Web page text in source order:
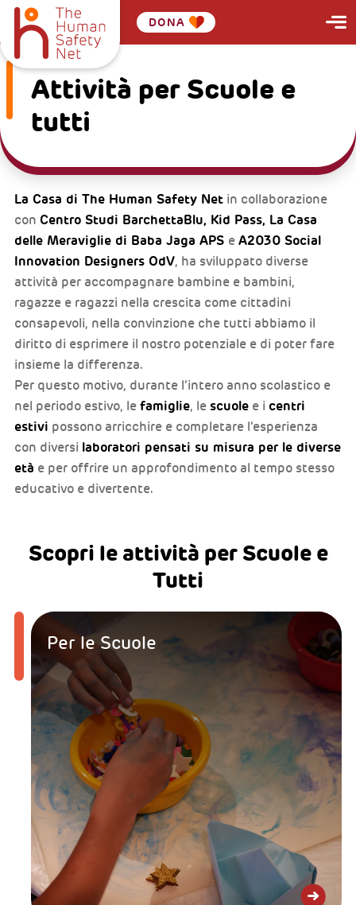
DONA
Attività per Scuole e
tutti
La Casa di The Human Safety Net in collaborazione
con Centro Studi BarchettaBlu, Kid Pass, La Casa
delle Meraviglie di Baba Jaga APS e A2030 Social
Innovation Designers OdV, ha sviluppato diverse
attività per accompagnare bambine e bambini,
ragazze e ragazzi nella crescita come cittadini
consapevoli, nella convinzione che tutti abbiamo il
diritto di esprimere il nostro potenziale e di poter fare
insieme la differenza.
Per questo motivo, durante l’intero anno scolastico e
nel periodo estivo, le famiglie, le scuole e i centri
estivi possono arricchire e completare l’esperienza
con diversi laboratori pensati su misura per le diverse
età e per offrire un approfondimento al tempo stesso
educativo e divertente.
Scopri le attività per Scuole e
Tutti
Per le Scuole